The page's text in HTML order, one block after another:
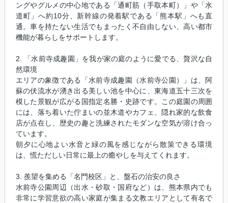
ングやグルメの中心地である「通町筋（手取本町）」や「水
道町」へ約10分、新幹線の発着駅である「熊本駅」へも直
通。車を持たない生活でもまったく不自由しない、高い都市
機能が暮らしをサポートします。
2. 「水前寺成趣園」を我が家の庭のように愛でる、贅沢な自
然環境
エリアの象徴である「水前寺成趣園（水前寺公園）」は、阿
蘇の伏流水が湧き出る美しい池を中心に、東海道五十三次を
模した景観が広がる国指定名勝・史跡です。この庭園の周囲
には、落ち着いた佇まいの並木道やカフェ、隠れ家的な飲食
店が点在し、歴史の趣と洗練されたモダンな空気が溶け合っ
ています。
朝夕に心地よい水音と緑の風を感じながら散策できる環境
は、慌ただしい日常に最上の癒やしを与えてくれます。
3. 羨望を集める「名門校区」と、盤石の治安の良さ
水前寺公園周辺（出水・砂取・国府など）は、熊本県内でも
非常に学習意欲の高い家庭が集まる文教エリアとして有名で